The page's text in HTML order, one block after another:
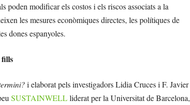
poden modificar els costos i els riscos associats a la
les mesures econòmiques directes, les polítiques de
dones espanyoles.
fills
i elaborat pels investigadors Lidia Cruces i F. Javier
SUSTAINWELLliderat per la Universitat de Barcelona,